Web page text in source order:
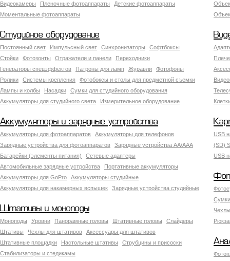
Видеокамеры
Пленочные фотоаппараты
Детские фотоаппараты
Моментальные фотоаппараты
Студийное оборудование
Постоянный свет Импульсный свет Синхронизаторы
Софтбоксы
Стойки
Фотозонты Отражатели и панели
Переходники
Генераторы спецэффектов
Патроны для ламп Журавли
Фотофоны
Ролики
Системы крепления
Фотобоксы и столы для предметной съемки
Лампы и колбы
Насадки
Сумки для студийного оборудования
Аккумуляторы для студийного света
Измерительное оборудование
Аккумуляторы и зарядные устройства
Аккумуляторы для фотоаппаратов
Аккумуляторы для телефонов
Зарядные устройства для фотоаппаратов
Зарядные устройства AA/AAA
Батарейки (элементы питания)
Сетевые адаптеры
Автомобильные зарядные устройства
Портативные аккумуляторы
Аккумуляторы для GoPro
Аккумуляторы студийные
Аккумуляторы для накамерных вспышек
Зарядные устройства студийные
USB
(SD)
USB
Штативы и моноподы
Моноподы Уровни Панорамные головы Штативные головы
Слайдеры
Штативы
Чехлы для штативов
Аксессуары для штативов
Штативные площадки
Настольные штативы
Струбцины и присоски
Стабилизаторы и стедикамы